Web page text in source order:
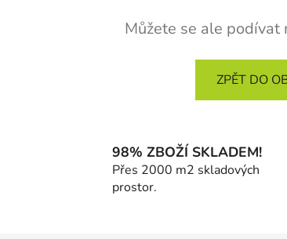
Můžete se ale
ZPĚT DO
98% ZBOŽÍ SKLADEM!
Přes 2000 m2 skladových
prostor.